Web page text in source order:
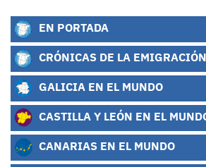
EN PORTADA
CRÓNICAS DE LA EMIGRACIÓN
GALICIA EN EL MUNDO
CASTILLA Y LEÓN EN EL
CANARIAS EN EL MUNDO